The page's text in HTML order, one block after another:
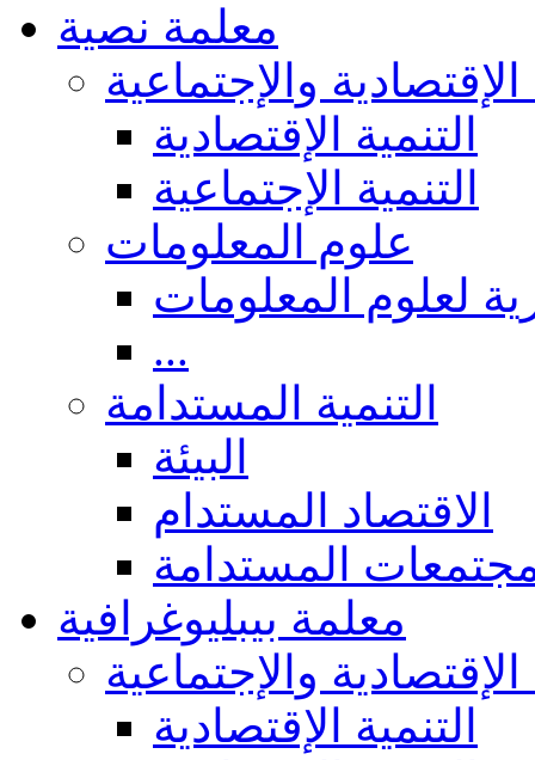
معلمة نصية
الإقتصادية والإجتماعية
التنمية الإقتصادية
التنمية الإجتماعية
علوم المعلومات
لعلوم المعلومات
...
التنمية المستدامة
البيئة
الاقتصاد المستدام
المستدامة
معلمة بيبليوغرافية
الإقتصادية والإجتماعية
التنمية الإقتصادية